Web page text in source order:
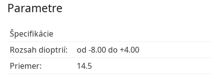
Hlavné výhody
Jasné a stabilné videnie– PRECISION BALANCE 8|4
udržiavakontaktné šošovkystabilné s minimálnym
otáčaním pri žmurkaní alebo pohybe očí, čím
zabezpečuje optimálnu ostrosť videnia a menšie
Parametre
Špecifikácie
Rozsah dioptrií:
od -8.00 do +4.00
Priemer:
14.5